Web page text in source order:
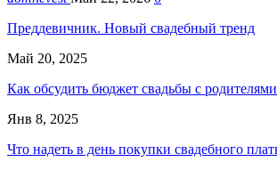
Преддевичник. Новый свадебный тренд
Май 20, 2025
Как обсудить бюджет свадьбы с родителями
Янв 8, 2025
Что надеть в день покупки свадебного